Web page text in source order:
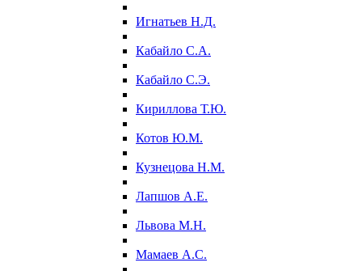
Игнатьев Н.Д.
Кабайло С.А.
Кабайло С.Э.
Кириллова Т.Ю.
Котов Ю.М.
Кузнецова Н.М.
Лапшов А.Е.
Львова М.Н.
Мамаев А.С.